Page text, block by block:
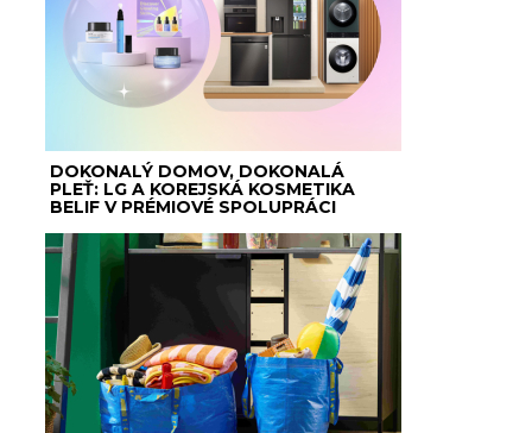
DOKONALÝ DOMOV, DOKONALÁ
PLEŤ: LG A KOREJSKÁ KOSMETIKA
BELIF V PRÉMIOVÉ SPOLUPRÁCI